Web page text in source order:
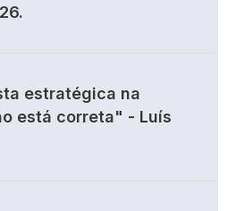
estratégica na
está correta" - Luís